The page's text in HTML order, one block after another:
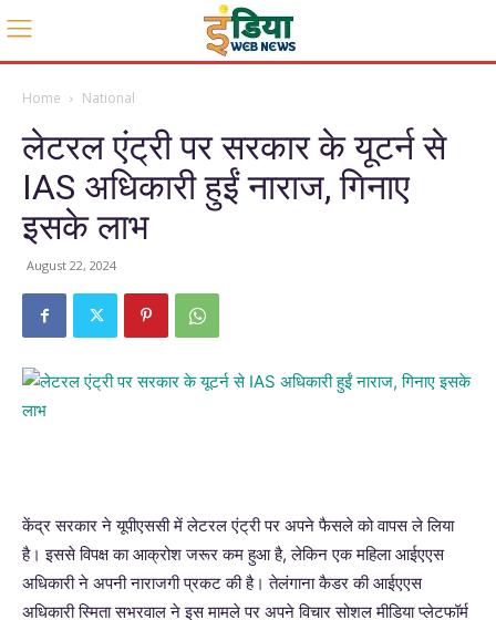
Home National
लेटरल एंट्री पर सरकार के यूटर्न से
IAS अधिकारी हुईं नाराज, गिनाए
इसके लाभ
August 22, 2024
केंद्र सरकार ने यूपीएससी में लेटरल एंट्री पर अपने फैसले को वापस ले लिया
है। इससे विपक्ष का आक्रोश जरूर कम हुआ है, लेकिन एक महिला आईएएस
अधिकारी ने अपनी नाराजगी प्रकट की है। तेलंगाना कैडर की आईएएस
अधिकारी स्मिता सभरवाल ने इस मामले पर अपने विचार सोशल मीडिया प्लेटफॉर्म